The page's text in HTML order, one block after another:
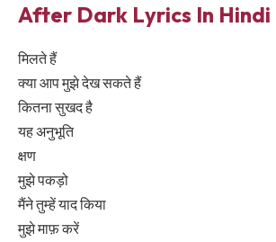
After Dark Lyrics In Hindi
मिलते हैं
क्या आप मुझे देख सकते हैं
कितना सुखद है
यह अनुभूति
क्षण
मुझे पकड़ो
मैंने तुम्हें याद किया
मुझे माफ़ करें